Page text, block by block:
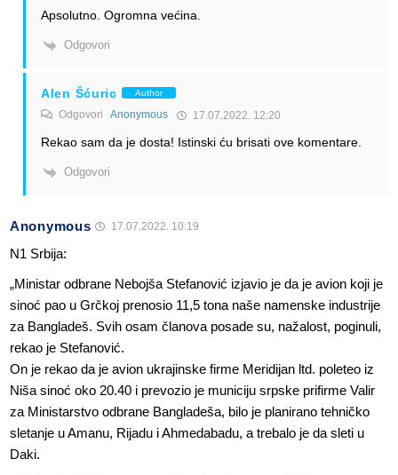
Apsolutno. Ogromna većina.
Odgovori
Alen Šćuric Author
Odgovori Anonymous 17.07.2022. 12:20
Rekao sam da je dosta! Istinski ću brisati ove komentare.
Odgovori
Anonymous 17.07.2022. 10:19
N1 Srbija:
„Ministar odbrane Nebojša Stefanović izjavio je da je avion koji je
sinoć pao u Grčkoj prenosio 11,5 tona naše namenske industrije
za Bangladeš. Svih osam članova posade su, nažalost, poginuli,
rekao je Stefanović.
On je rekao da je avion ukrajinske firme Meridijan ltd. poleteo iz
Niša sinoć oko 20.40 i prevozio je municiju srpske prifirme Valir
za Ministarstvo odbrane Bangladeša, bilo je planirano tehničko
sletanje u Amanu, Rijadu i Ahmedabadu, a trebalo je da sleti u
Daki.